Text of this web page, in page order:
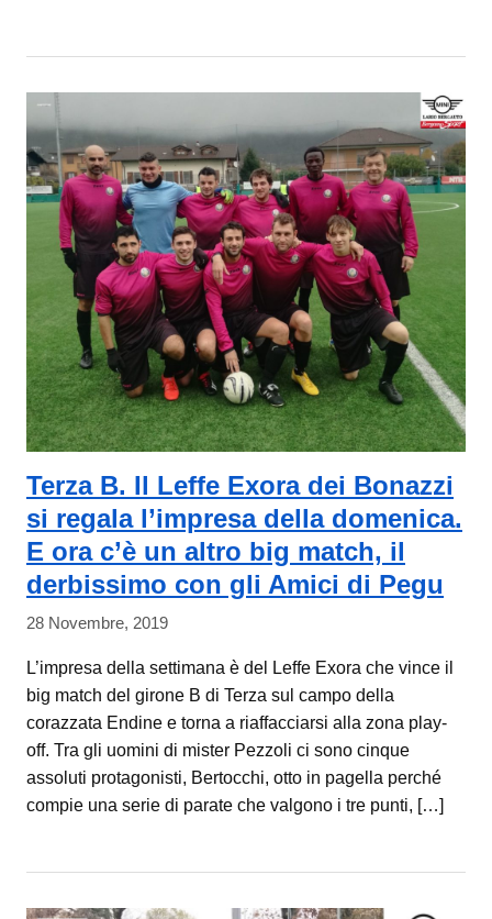
Terza B. Il Leffe Exora dei Bonazzi
si regala l’impresa della domenica.
E ora c’è un altro big match, il
derbissimo con gli Amici di Pegu
28 Novembre, 2019
L’impresa della settimana è del Leffe Exora che vince il
big match del girone B di Terza sul campo della
corazzata Endine e torna a riaffacciarsi alla zona play-
off. Tra gli uomini di mister Pezzoli ci sono cinque
assoluti protagonisti, Bertocchi, otto in pagella perché
compie una serie di parate che valgono i tre punti, […]